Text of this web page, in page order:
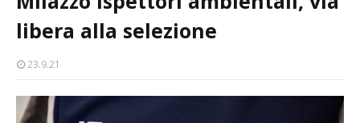
libera alla selezione
23.9.21